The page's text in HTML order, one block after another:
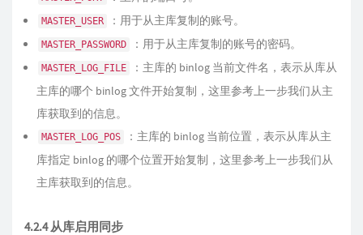
MASTER_USER ：用于从主库复制的账号。
MASTER_PASSWORD ：用于从主库复制的账号的密码。
MASTER_LOG_FILE
：主库的 binlog 当前文件名，表示从库从
主库的哪个 binlog 文件开始复制，这里参考上一步我们从主
库获取到的信息。
MASTER_LOG_POS
：主库的 binlog 当前位置，表示从库从主
库指定 binlog 的哪个位置开始复制，这里参考上一步我们从
主库获取到的信息。
4.2.4 从库启用同步